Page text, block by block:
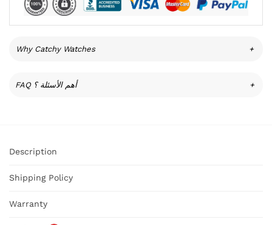
Why Catchy Watches +
FAQ أهم الأسئلة ؟ +
Description
Shipping Policy
Warranty